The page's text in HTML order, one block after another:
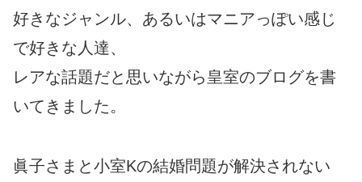
好きなジャンル、あるいはマニアっぽい感じ
で好きな人達、
レアな話題だと思いながら皇室のブログを書
いてきました。
眞子さまと小室Kの結婚問題が解決されない